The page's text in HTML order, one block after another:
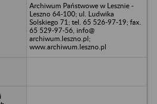
Archiwum Państwowe w Lesznie -
Leszno 64-100; ul. Ludwika
Solskiego 71; tel. 65 526-97-19; fax.
65 529-97-56, info@
archiwum.leszno.pl;
www.archiwum.leszno.pl